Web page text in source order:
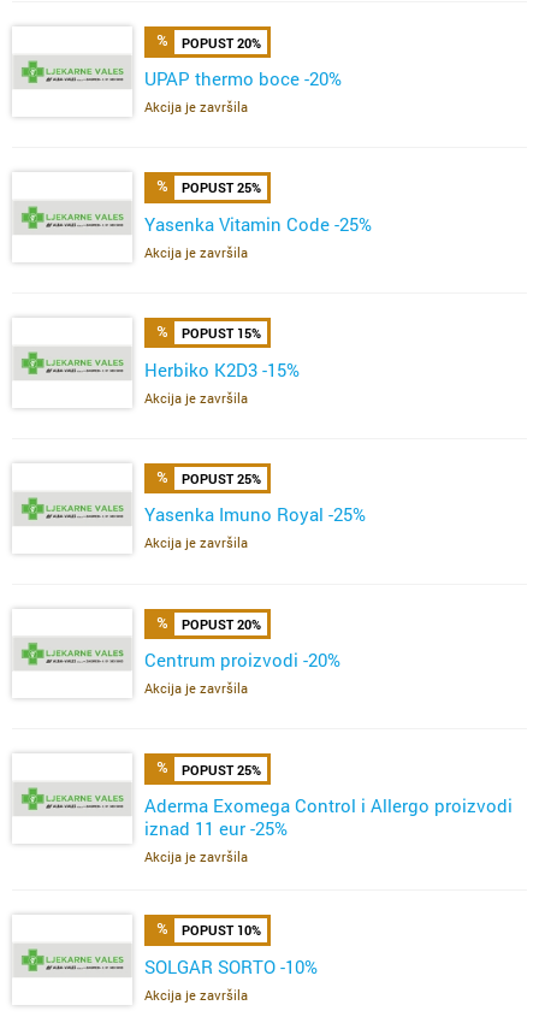
POPUST 20%
UPAP thermo boce -20%
Akcija je završila
POPUST 25%
Yasenka Vitamin Code -25%
Akcija je završila
POPUST 15%
Herbiko K2D3 -15%
Akcija je završila
POPUST 25%
Yasenka Imuno Royal -25%
Akcija je završila
POPUST 20%
Centrum proizvodi -20%
Akcija je završila
POPUST 25%
Aderma Exomega Control i Allergo proizvodi
iznad 11 eur -25%
Akcija je završila
POPUST 10%
SOLGAR SORTO -10%
Akcija je završila